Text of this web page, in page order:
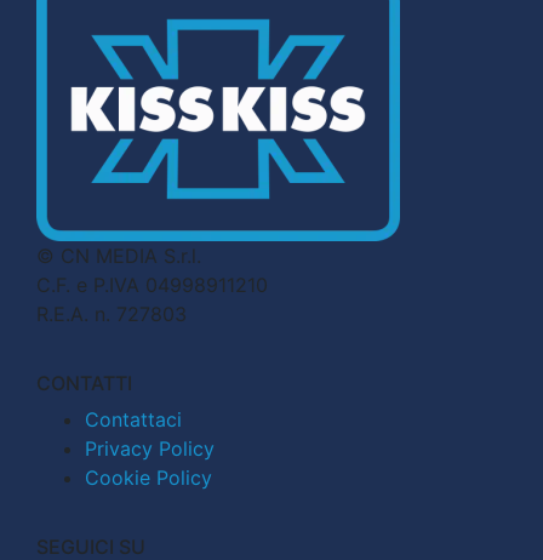
© CN MEDIA S.r.l.
C.F. e P.IVA 04998911210
R.E.A. n. 727803
CONTATTI
Contattaci
Privacy Policy
Cookie Policy
SEGUICI SU